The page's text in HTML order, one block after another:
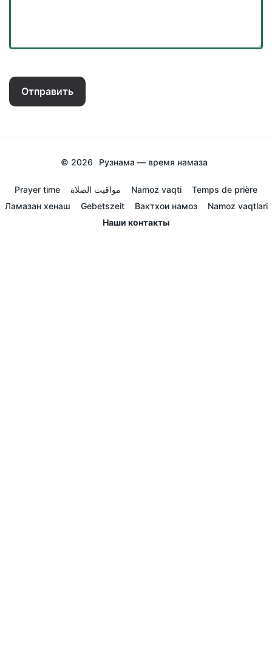
Отправить
© 2026 Рузнама — время намаза
Prayer time مواقيت الصلاة Namoz vaqti
Temps de prière
Ламазан хенаш
Gebetszeit Вактхои намоз
Namoz vaqtlari
Наши контакты